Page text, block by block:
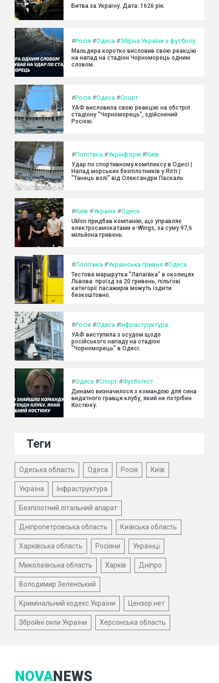
Битва за Україну. Дата: 1626 рік.
#Росія #Одеса #Збірна України з футболу
Мальдера коротко висловив свою реакцію
на напад на стадіон Чорноморець одним
словом.
#Росія #Одеса #Спорт
УАФ висловила свою реакцію на обстріл
стадіону "Чорноморець", здійснений
Росією.
#Політика #Укрінформ #Київ
Удар по спортивному комплексу в Одесі |
Напад морських безпілотників у Ялті |
"Танець волі" від Олександри Паскаль
#Київ #Україна #Одеса
Uklon придбав компанію, що управляє
електросамокатами e-Wings, за суму 97,6
мільйона гривень.
#Політика #Українська гривня #Одеса
Тестова маршрутка "Лапаївка" в околицях
Львова: проїзд за 20 гривень, пільгові
категорії пасажирів можуть їздити
безкоштовно.
#Росія #Одеса #Інфраструктура
УАФ виступила з осудом щодо
російського нападу на стадіон
"Чорноморець" в Одесі.
#Одеса #Спорт #Футболіст
Динамо визначилося з командою для сина
видатного гравця клубу, який не потрібен
Костюку.
Теги
Одеська область Одеса Росія Київ
Україна Інфраструктура
Безпілотний літальний апарат
Дніпропетровська область Київська область
Харківська область Росіяни Українці
Миколаївська область Харків Дніпро
Володимир Зеленський
Кримінальний кодекс України Цензор.нет
Збройні сили України Херсонська область
NOVANEWS